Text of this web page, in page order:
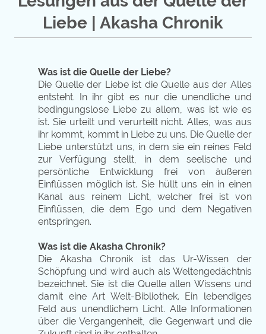
Liebe | Akasha Chronik
Was ist die Quelle der Liebe?
Die Quelle der Liebe ist die Quelle aus der Alles
entsteht. In ihr gibt es nur die unendliche und
bedingungslose Liebe zu allem, was ist wie es
ist. Sie urteilt und verurteilt nicht. Alles, was aus
ihr kommt, kommt in Liebe zu uns. Die Quelle der
Liebe unterstützt uns, in dem sie ein reines Feld
zur Verfügung stellt, in dem seelische und
persönliche Entwicklung frei von äußeren
Einflüssen möglich ist. Sie hüllt uns ein in einen
Kanal aus reinem Licht, welcher frei ist von
Einflüssen, die dem Ego und dem Negativen
entspringen.
Was ist die Akasha Chronik?
Die Akasha Chronik ist das Ur-Wissen der
Schöpfung und wird auch als Weltengedächtnis
bezeichnet. Sie ist die Quelle allen Wissens und
damit eine Art Welt-Bibliothek. Ein lebendiges
Feld aus unendlichem Licht. Alle Informationen
über die Vergangenheit, die Gegenwart und die